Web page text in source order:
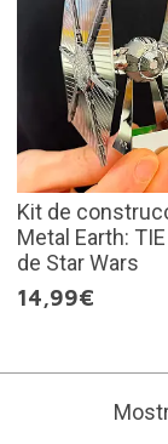
Kit de
Metal Earth:
de Star Wars
14,99€